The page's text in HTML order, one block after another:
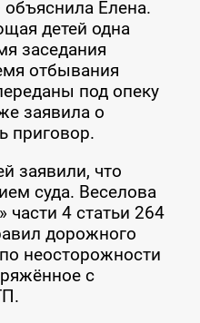
Елена.
детей одна
заседания
отбывания
под опеку
заявила о
приговор.
заявили, что
суда. Веселова
части 4 статьи 264
дорожного
неосторожности
с